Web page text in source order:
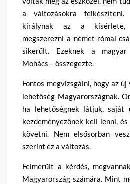
a változásokra
királynak az a kísérlete,
megszerezni a német-római
sikerült. Ezeknek a magyar
Mohács – összegezte.
Fontos megvizsgálni, hogy az
lehetőség Magyarországnak.
ha lehetőségnek látjuk,
kezdeményezőnek kell lenni,
követni. Nem elsősorban
szerint ez a változás.
Felmerült a kérdés,
Magyarország számára. Mint